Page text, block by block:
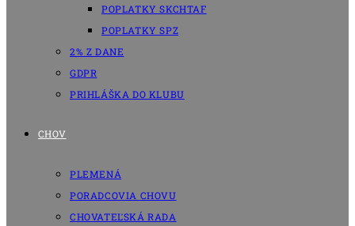
POPLATKY SKCHTAF
POPLATKY SPZ
2% Z DANE
GDPR
PRIHLÁŠKA DO KLUBU
CHOV
PLEMENÁ
PORADCOVIA CHOVU
CHOVATEĽSKÁ RADA